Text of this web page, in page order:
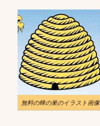
無料の蜂の巣のイラスト画像